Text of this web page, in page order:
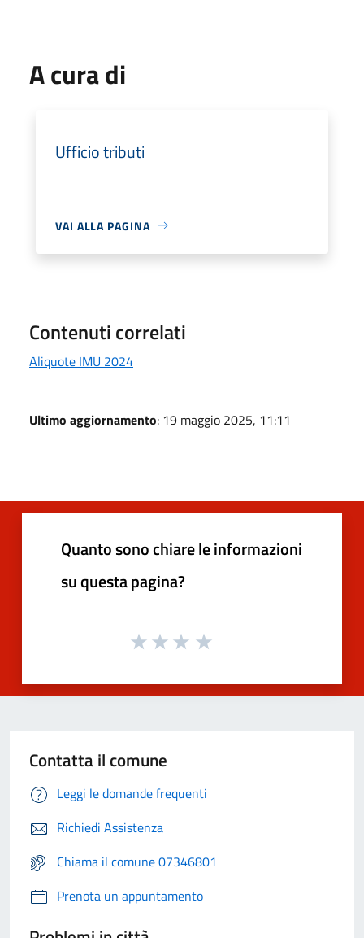
A cura di
Ufficio tributi
VAI ALLA PAGINA
Contenuti correlati
Aliquote IMU 2024
Ultimo aggiornamento: 19 maggio 2025, 11:11
Quanto sono chiare le informazioni
su questa pagina?
Contatta il comune
Leggi le domande frequenti
Richiedi Assistenza
Chiama il comune 07346801
Prenota un appuntamento